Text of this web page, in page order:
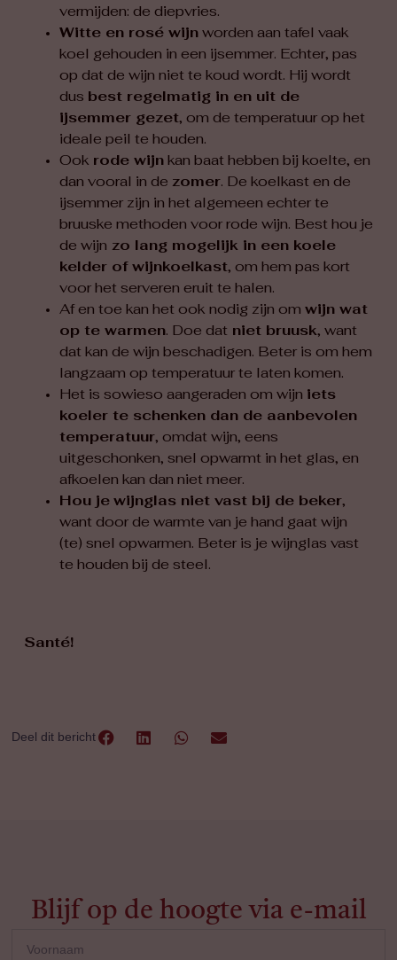
vermijden: de diepvries.
Witte en rosé wijnworden aan tafel vaak
koel gehouden in een ijsemmer. Echter, pas
op dat de wijn niet te koud wordt. Hij wordt
dus best regelmatig in en uit de
ijsemmer gezet, om de temperatuur op het
ideale peil te houden.
Ook rode wijnkan baat hebben bij koelte, en
dan vooral in de zomer. De koelkast en de
ijsemmer zijn in het algemeen echter te
bruuske methoden voor rode wijn. Best hou je
de wijn zo lang mogelijk in een koele
kelder of wijnkoelkast, om hem pas kort
voor het serveren eruit te halen.
Af en toe kan het ook nodig zijn om wijn wat
op te warmen. Doe dat niet bruusk, want
dat kan de wijn beschadigen. Beter is om hem
langzaam op temperatuur te laten komen.
Het is sowieso aangeraden om wijn iets
koeler te schenken dan de aanbevolen
temperatuur, omdat wijn, eens
uitgeschonken, snel opwarmt in het glas, en
afkoelen kan dan niet meer.
Hou je wijnglas niet vast bij de beker,
want door de warmte van je hand gaat wijn
(te) snel opwarmen. Beter is je wijnglas vast
te houden bij de steel.
Santé!
Deel dit bericht
Blijf op de hoogte via e-mail